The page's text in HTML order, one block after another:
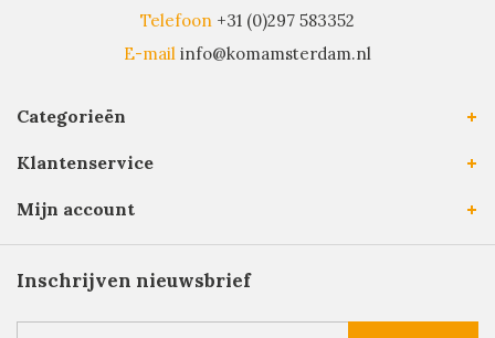
Telefoon +31 (0)297 583352
E-mail info@komamsterdam.nl
Categorieën
Klantenservice
Mijn account
Inschrijven nieuwsbrief